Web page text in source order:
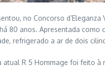
no Concorso
80 anos. Apresentada como
refrigerado a ar de dois
atual R 5 Hommage foi feito à